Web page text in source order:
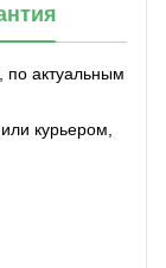
по актуальным
курьером,